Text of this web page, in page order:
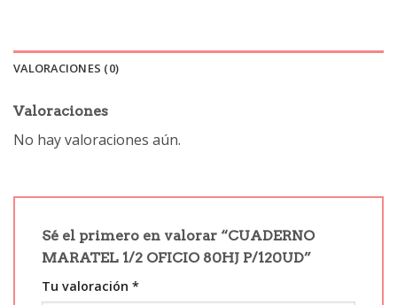
VALORACIONES (0)
Valoraciones
No hay valoraciones aún.
Sé el primero en valorar “CUADERNO
MARATEL 1/2 OFICIO 80HJ P/120UD”
Tu valoración *